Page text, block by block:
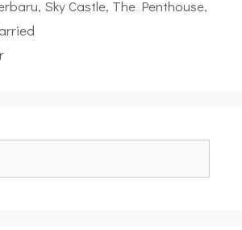
, Sky Castle, The Penthouse,